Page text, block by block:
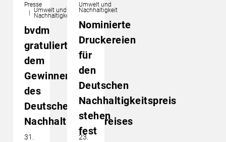
Presse
Umwelt und
Nachhaltigkeit
bvdm
gratuliert
dem
Gewinner
des
Deutschen
Nachhaltigkeitspreises
31.
Umwelt und
Nachhaltigkeit
Nominierte
Druckereien
für
den
Deutschen
Nachhaltigkeitspreis
stehen
fest
23.